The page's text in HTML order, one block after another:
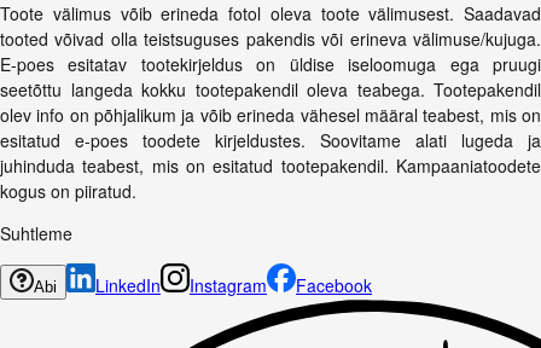
Toote välimus võib erineda fotol oleva toote välimusest. Saadavad
tooted võivad olla teistsuguses pakendis või erineva välimuse/kujuga.
E-poes esitatav tootekirjeldus on üldise iseloomuga ega pruugi
seetõttu langeda kokku tootepakendil oleva teabega. Tootepakendil
olev info on põhjalikum ja võib erineda vähesel määral teabest, mis on
esitatud e-poes toodete kirjeldustes. Soovitame alati lugeda ja
juhinduda teabest, mis on esitatud tootepakendil. Kampaaniatoodete
kogus on piiratud.
Suhtleme
Abi LinkedIn Instagram Facebook